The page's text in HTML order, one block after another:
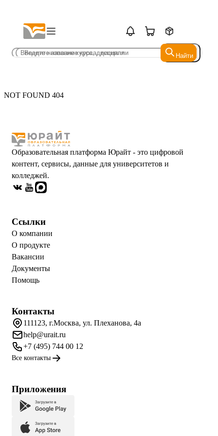
Найти
Найти
NOT FOUND 404
Образовательная платформа Юрайт - это цифровой
контент, сервисы, данные для университетов и
колледжей.
Ссылки
О компании
О продукте
Вакансии
Документы
Помощь
Контакты
111123, г.Москва, ул. Плеханова, 4а
help@urait.ru
+7 (495) 744 00 12
Все контакты
Приложения